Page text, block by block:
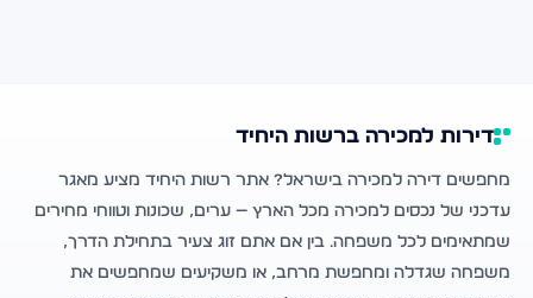
דירות למכירה ברשות היחיד
מחפשים דירה למכירה בישראל? אתר רשות היחיד מציע מאגר
עדכני של נכסים למכירה מכל הארץ — ערים, שכונות וטווחי מחירים
שמתאימים לכל משפחה. בין אם אתם זוג צעיר בתחילת הדרך,
משפחה שגדלה ומחפשת מרחב, או משקיעים שמחפשים את